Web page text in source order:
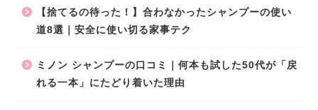
【捨てるの待った！】合わなかったシャンプーの使い
道8選｜安全に使い切る家事テク
ミノン シャンプーの口コミ｜何本も試した50代が「戻
れる一本」にたどり着いた理由